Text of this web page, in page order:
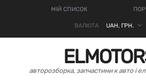
МІЙ СПИСОК
ВАЛЮТА
авторозборка, запчастини к авто і